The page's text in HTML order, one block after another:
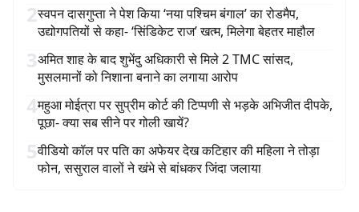
2स्वपन दासगुप्ता ने पेश किया ‘नया पश्चिम बंगाल’ का रोडमैप,
उद्योगपतियों से कहा- ‘सिंडिकेट राज’ खत्म, मिलेगा बेहतर माहौल
3अमित शाह के बाद शुभेंदु अधिकारी से मिले 2 TMC सांसद,
मुसलमानों को निशाना बनाने का लगाया आरोप
4महुआ मोईत्रा पर सुप्रीम कोर्ट की टिप्पणी से भड़के अभिजीत दीपके,
पूछा- क्या सब सीने पर गोली खायें?
5वीडियो कॉल पर पति का अफेयर देख कटिहार की महिला ने तोड़ा
फोन, ससुराल वालों ने खंभे से बांधकर जिंदा जलाया